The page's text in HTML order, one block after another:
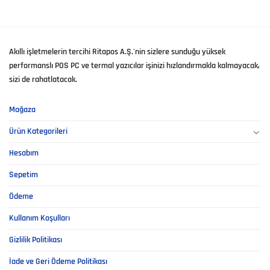
Akıllı işletmelerin tercihi Ritapos A.Ş.'nin sizlere sunduğu yüksek
performanslı POS PC ve termal yazıcılar işinizi hızlandırmakla kalmayacak,
sizi de rahatlatacak.
Mağaza
Ürün Kategorileri
Hesabım
Sepetim
Ödeme
Kullanım Koşulları
Gizlilik Politikası
İade ve Geri Ödeme Politikası